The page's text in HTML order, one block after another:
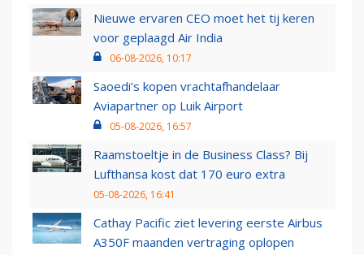
Nieuwe ervaren CEO moet het tij keren
voor geplaagd Air India
06-08-2026, 10:17
Saoedi’s kopen vrachtafhandelaar
Aviapartner op Luik Airport
05-08-2026, 16:57
Raamstoeltje in de Business Class? Bij
Lufthansa kost dat 170 euro extra
05-08-2026, 16:41
Cathay Pacific ziet levering eerste Airbus
A350F maanden vertraging oplopen